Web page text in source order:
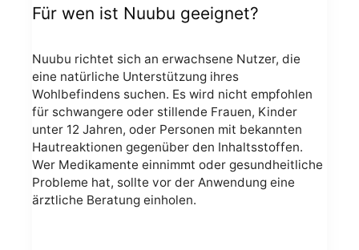
Für wen ist Nuubu geeignet?
Nuubu richtet sich an erwachsene Nutzer, die
eine natürliche Unterstützung ihres
Wohlbefindens suchen. Es wird nicht empfohlen
für schwangere oder stillende Frauen, Kinder
unter 12 Jahren, oder Personen mit bekannten
Hautreaktionen gegenüber den Inhaltsstoffen.
Wer Medikamente einnimmt oder gesundheitliche
Probleme hat, sollte vor der Anwendung eine
ärztliche Beratung einholen.